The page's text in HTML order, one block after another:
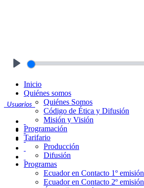
Usuarios
Inicio
Quiénes somos
Quiénes Somos
Código de Ética y Difusión
Misión y Visión
Programación
Tarifario
Producción
Difusión
Programas
Ecuador en Contacto 1º emisión
Ecuador en Contacto 2º emisión